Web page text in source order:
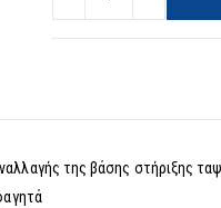
της βάσης στήριξης